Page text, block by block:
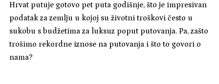
Hrvat putuje gotovo pet puta godišnje, što je impresivan
podatak za zemlju u kojoj su životni troškovi često u
sukobu s budžetima za luksuz poput putovanja. Pa, zašto
trošimo rekordne iznose na putovanja i što to govori o
nama?